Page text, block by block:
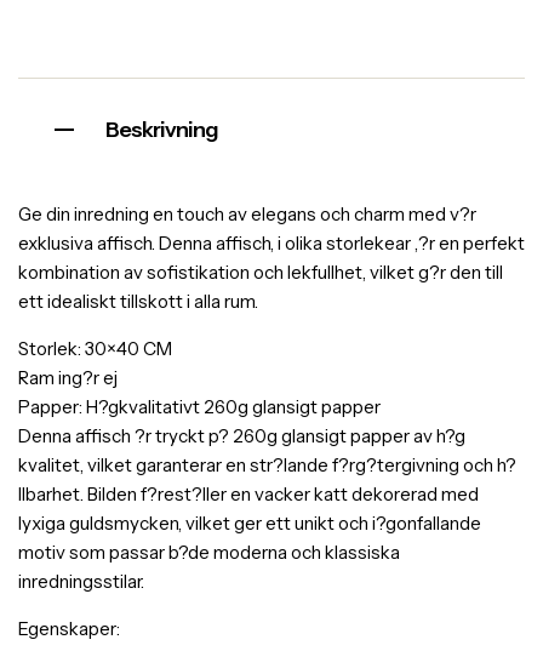
Beskrivning
Ge din inredning en touch av elegans och charm med v?r
exklusiva affisch. Denna affisch, i olika storlekear ,?r en perfekt
kombination av sofistikation och lekfullhet, vilket g?r den till
ett idealiskt tillskott i alla rum.
Storlek: 30×40 CM
Ram ing?r ej
Papper: H?gkvalitativt 260g glansigt papper
Denna affisch ?r tryckt p? 260g glansigt papper av h?g
kvalitet, vilket garanterar en str?lande f?rg?tergivning och h?
llbarhet. Bilden f?rest?ller en vacker katt dekorerad med
lyxiga guldsmycken, vilket ger ett unikt och i?gonfallande
motiv som passar b?de moderna och klassiska
inredningsstilar.
Egenskaper: